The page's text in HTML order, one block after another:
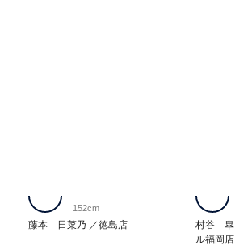
藤本 日菜乃 徳島店
152cm
村谷 皐
ル福岡店